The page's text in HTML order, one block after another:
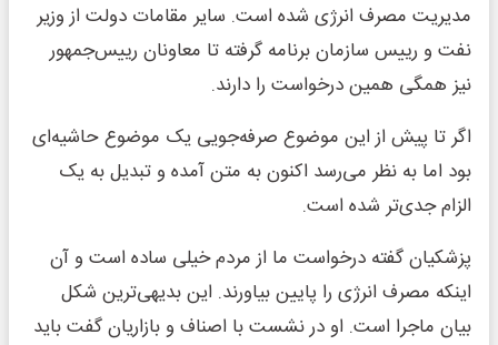
مدیریت مصرف انرژی شده است. سایر مقامات دولت از وزیر
نفت و رییس سازمان برنامه گرفته تا معاونان رییس‌جمهور
نیز همگی همین درخواست را دارند.
اگر تا پیش از این موضوع صرفه‌جویی یک موضوع حاشیه‌ای
بود اما به نظر می‌رسد اکنون به متن آمده و تبدیل به یک
الزام جدی‌تر شده است.
پزشکیان گفته درخواست ما از مردم خیلی ساده است و آن
اینکه مصرف انرژی را پایین بیاورند. این بدیهی‌ترین شکل
بیان ماجرا است. او در نشست با اصناف و بازاریان گفت باید